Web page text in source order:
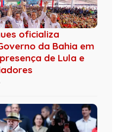
oficializa
da Bahia em
de Lula e